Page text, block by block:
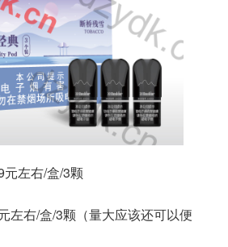
左右/盒/3颗
左右/盒/3颗（量大应该还可以便